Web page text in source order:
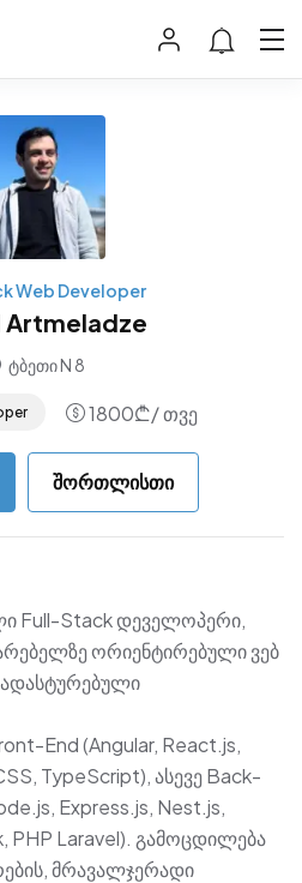
Web Developer
Artmeladze
ტბეთი N 8
1800₾/ თვე
შორთლისთი
Full-Stack დეველოპერი,
ორიენტირებული ვებ
End (Angular, React.js,
TypeScript), ასევე Back-
Express.js, Nest.js,
PHP Laravel). გამოცდილება
მრავალჯერადი